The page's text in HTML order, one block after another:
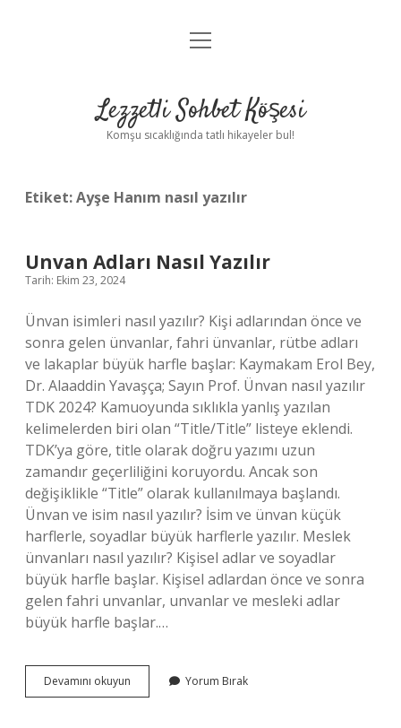
Anasayfa
Yasal Uyarı
menüyü
Lezzetli Sohbet Köşesi
Komşu sıcaklığında tatlı hikayeler bul!
Etiket:Ayşe Hanım nasıl yazılır
Unvan Adları Nasıl Yazılır
Tarih: Ekim 23, 2024
Ünvan isimleri nasıl yazılır? Kişi adlarından önce ve
sonra gelen ünvanlar, fahri ünvanlar, rütbe adları
ve lakaplar büyük harfle başlar: Kaymakam Erol Bey,
Dr. Alaaddin Yavaşça; Sayın Prof. Ünvan nasıl yazılır
TDK 2024? Kamuoyunda sıklıkla yanlış yazılan
kelimelerden biri olan “Title/Title” listeye eklendi.
TDK’ya göre, title olarak doğru yazımı uzun
zamandır geçerliliğini koruyordu. Ancak son
değişiklikle “Title” olarak kullanılmaya başlandı.
Ünvan ve isim nasıl yazılır? İsim ve ünvan küçük
harflerle, soyadlar büyük harflerle yazılır. Meslek
ünvanları nasıl yazılır? Kişisel adlar ve soyadlar
büyük harfle başlar. Kişisel adlardan önce ve sonra
gelen fahri unvanlar, unvanlar ve mesleki adlar
büyük harfle başlar.…
Devamını okuyun
Adları
Yorum Bırak